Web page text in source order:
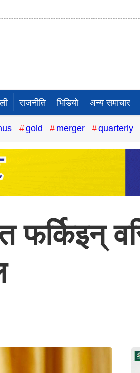
राजनीति भिडियो अन्य समाचार
gold merger quarterly
फर्किइन्